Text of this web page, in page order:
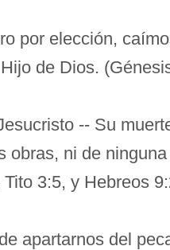
por elección,
de Dios.
-- Su
ni de
3:5, y Hebreos
apartarnos del